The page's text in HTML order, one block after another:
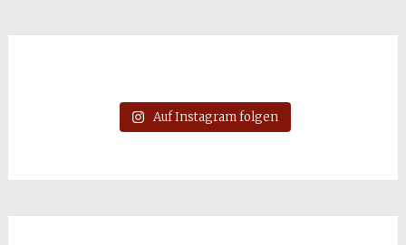
Auf Instagram folgen